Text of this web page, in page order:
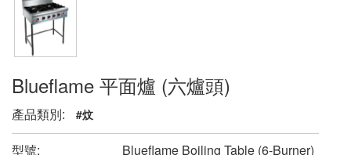
Blueflame 平面爐 (六爐頭)
產品類別: #炆
型號:
Blueflame Boiling Table (6-Burner)